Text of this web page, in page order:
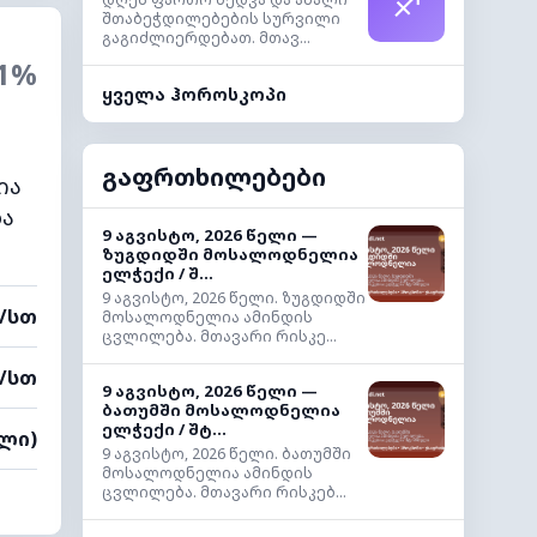
სთ
სთ
შთაბეჭდილებების სურვილი
გაგიძლიერდებათ. მთავ...
ყველა ჰოროსკოპი
გაფრთხილებები
9 აგვისტო, 2026 წელი —
ზუგდიდში მოსალოდნელია
ელჭექი / შ...
9 აგვისტო, 2026 წელი. ზუგდიდში
მოსალოდნელია ამინდის
ცვლილება. მთავარი რისკე...
9 აგვისტო, 2026 წელი —
ბათუმში მოსალოდნელია
ელჭექი / შტ...
9 აგვისტო, 2026 წელი. ბათუმში
მოსალოდნელია ამინდის
ცვლილება. მთავარი რისკებ...